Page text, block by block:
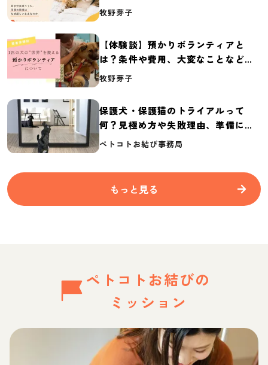
体の実態調査【保護犬・保護猫白書
牧野芽子
【体験談】預かりボランティアと
は？条件や費用、大変なことなど紹
介
牧野芽子
保護犬・保護猫のトライアルって
何？見極め方や失敗理由、準備に必
要なものを紹介
ペトコトお結び事務局
もっと見る
ペトコトお結びの
ミッション